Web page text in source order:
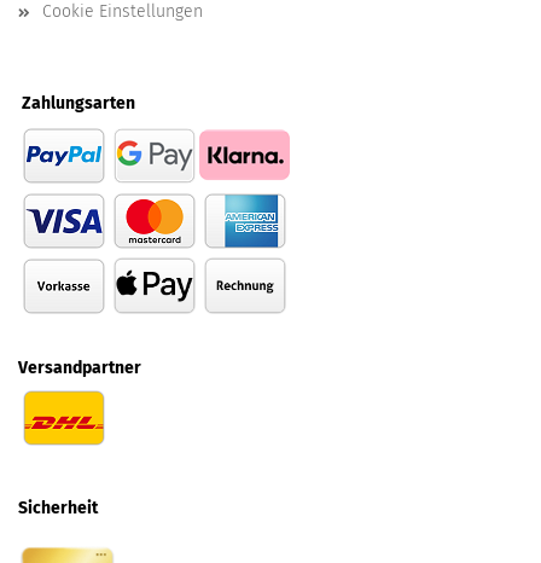
Cookie Einstellungen
Zahlungsarten
Versandpartner
Sicherheit